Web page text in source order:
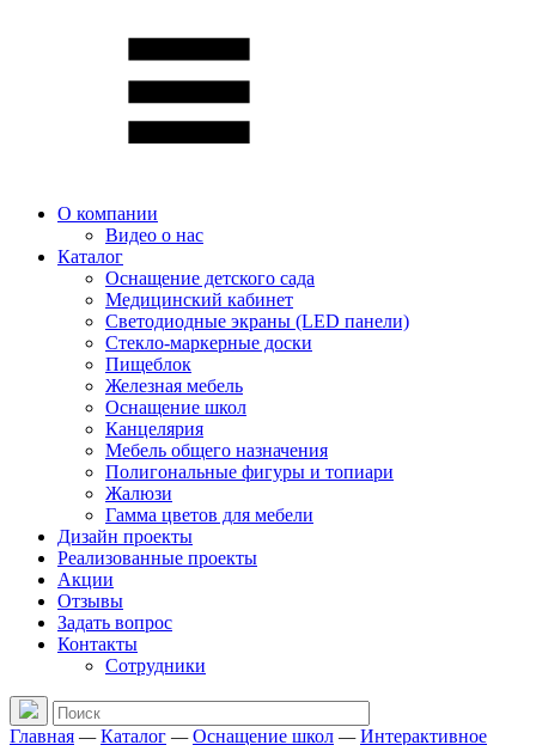
О компании
Видео о нас
Каталог
Оснащение детского сада
Медицинский кабинет
Светодиодные экраны (LED панели)
Стекло-маркерные доски
Пищеблок
Железная мебель
Оснащение школ
Канцелярия
Мебель общего назначения
Полигональные фигуры и топиари
Жалюзи
Гамма цветов для мебели
Дизайн проекты
Реализованные проекты
Акции
Отзывы
Задать вопрос
Контакты
Сотрудники
Главная —Каталог —Оснащение школ —Интерактивное